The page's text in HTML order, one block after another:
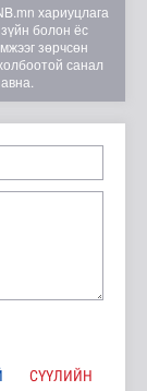
хариуцлага
зүйн болон ёс
зөрчсөн
санал
СҮҮЛИЙН